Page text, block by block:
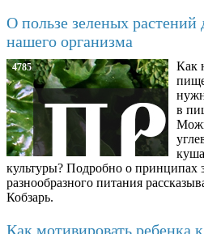
О пользе зеленых растений
нашего организма
4785
Как
в
культуры? Подробно о принципах
разнообразного питания
Кобзарь.
Как мотивировать ребенка